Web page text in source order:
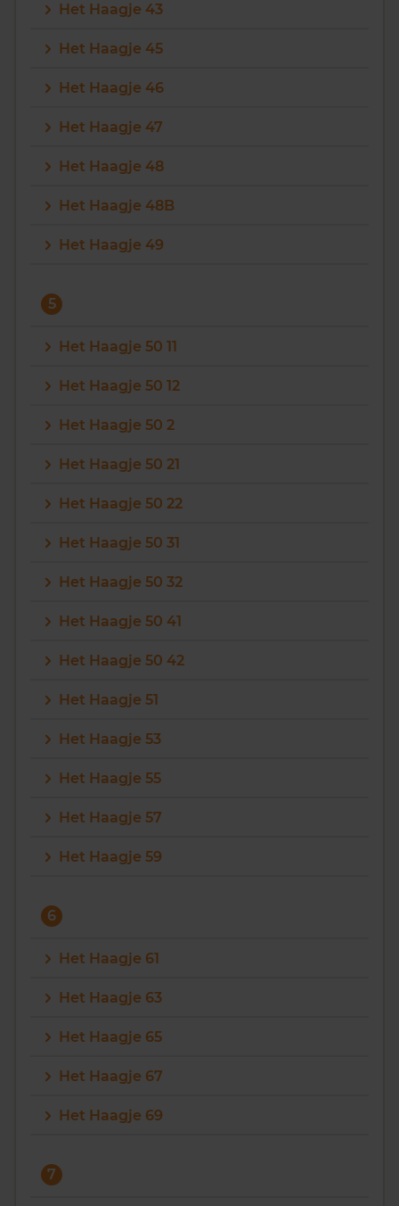
Het Haagje 43
Het Haagje 45
Het Haagje 46
Het Haagje 47
Het Haagje 48
Het Haagje 48B
Het Haagje 49
5
Het Haagje 50 11
Het Haagje 50 12
Het Haagje 50 2
Het Haagje 50 21
Het Haagje 50 22
Het Haagje 50 31
Het Haagje 50 32
Het Haagje 50 41
Het Haagje 50 42
Het Haagje 51
Het Haagje 53
Het Haagje 55
Het Haagje 57
Het Haagje 59
6
Het Haagje 61
Het Haagje 63
Het Haagje 65
Het Haagje 67
Het Haagje 69
7